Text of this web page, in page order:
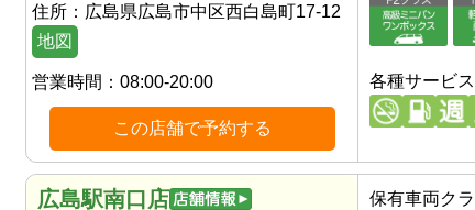
住所： 広島県広島市中区西白島町17-12
地図
営業時間： 08:00-20:00
この店舗で予約する
各種サービス
広島駅南口店 保有車両ク